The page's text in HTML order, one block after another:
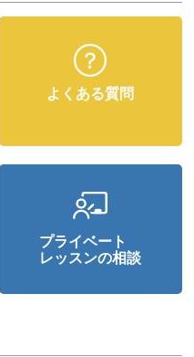
よくある質問
プライベート
レッスンの相談